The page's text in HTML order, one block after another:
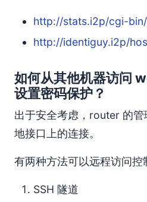
http://stats.i2p/cgi-
http://identiguy.i2p/
如何从其他机器访问
设置密码保护？
出于安全考虑，router 的
地接口上的连接。
有两种方法可以远程访问控
SSH 隧道